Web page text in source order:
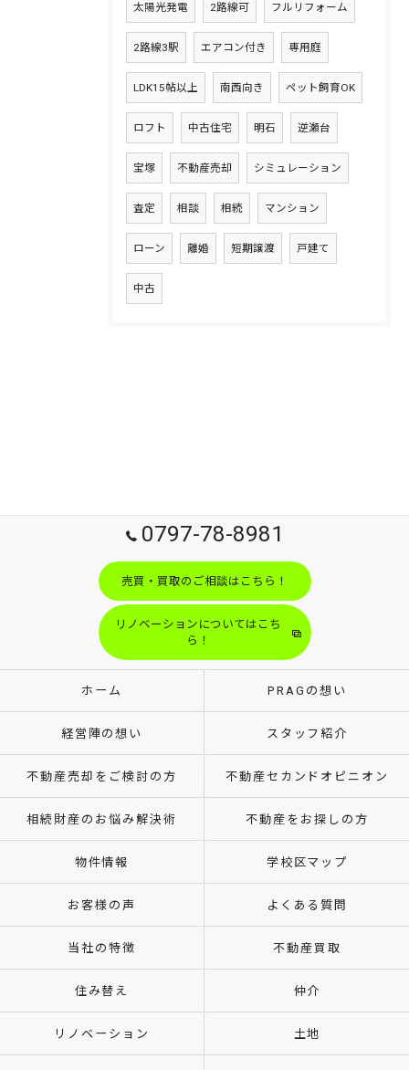
太陽光発電 2路線可 フルリフォーム
2路線3駅 エアコン付き 専用庭
LDK15帖以上 南西向き ペット飼育OK
ロフト 中古住宅 明石 逆瀬台
宝塚 不動産売却 シミュレーション
査定 相談 相続 マンション
ローン 離婚 短期譲渡 戸建て
中古
0797-78-8981
売買・買取のご相談はこちら！
リノベーションについてはこち
ら！
ホーム PRAGの想い
経営陣の想い スタッフ紹介
不動産売却をご検討の方 不動産セカンドオピニオン
相続財産のお悩み解決術 不動産をお探しの方
物件情報 学校区マップ
お客様の声 よくある質問
当社の特徴 不動産買取
住み替え 仲介
リノベーション 土地